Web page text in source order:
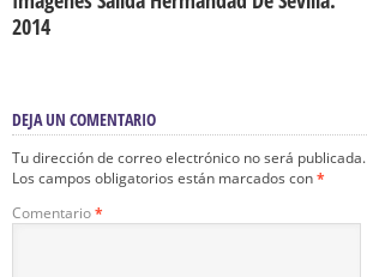
2014
DEJA UN COMENTARIO
Tu dirección de correo electrónico no será publicada.
Los campos obligatorios están marcados con*
Comentario*